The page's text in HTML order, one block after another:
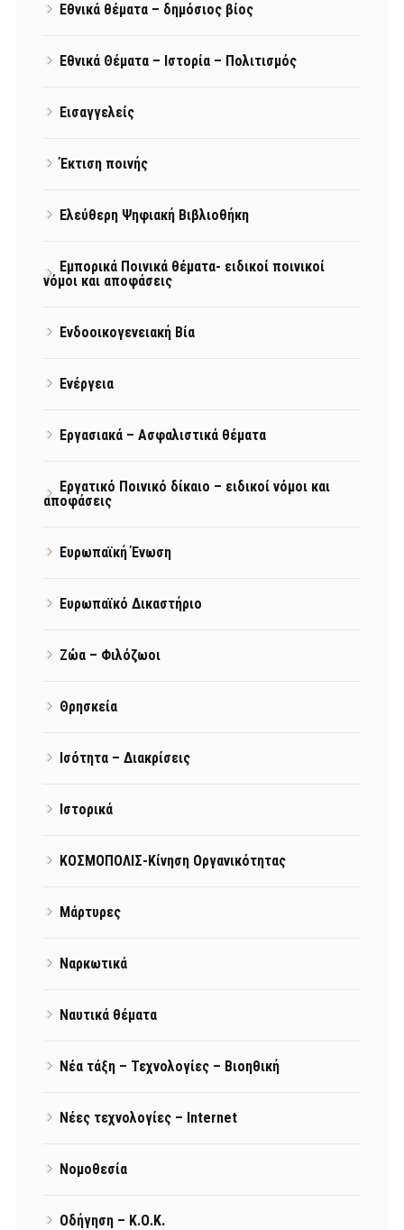
Εθνικά θέματα – δημόσιος βίος
Εθνικά Θέματα – Ιστορία – Πολιτισμός
Εισαγγελείς
Έκτιση ποινής
Ελεύθερη Ψηφιακή Βιβλιοθήκη
Εμπορικά Ποινικά θέματα- ειδικοί ποινικοί
νόμοι και αποφάσεις
Ενδοοικογενειακή Βία
Ενέργεια
Εργασιακά – Ασφαλιστικά θέματα
Εργατικό Ποινικό δίκαιο – ειδικοί νόμοι και
αποφάσεις
Ευρωπαϊκή Ένωση
Ευρωπαϊκό Δικαστήριο
Ζώα – Φιλόζωοι
Θρησκεία
Ισότητα – Διακρίσεις
Ιστορικά
ΚΟΣΜΟΠΟΛΙΣ-Κίνηση Οργανικότητας
Μάρτυρες
Ναρκωτικά
Ναυτικά θέματα
Νέα τάξη – Τεχνολογίες – Βιοηθική
Νέες τεχνολογίες – Internet
Νομοθεσία
Οδήγηση – Κ.Ο.Κ.